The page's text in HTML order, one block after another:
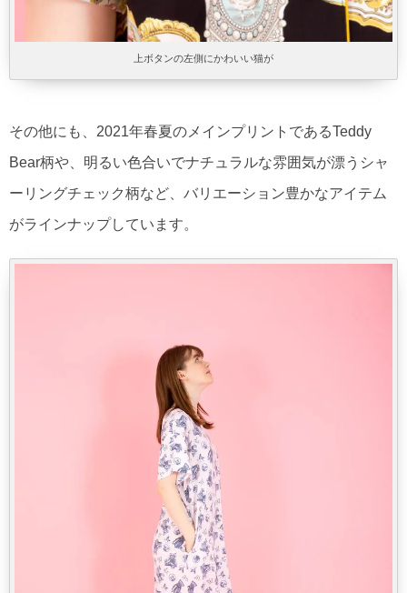
上ボタンの左側にかわいい猫が
その他にも、2021年春夏のメインプリントであるTeddy
Bear柄や、明るい色合いでナチュラルな雰囲気が漂うシャ
ーリングチェック柄など、バリエーション豊かなアイテム
がラインナップしています。